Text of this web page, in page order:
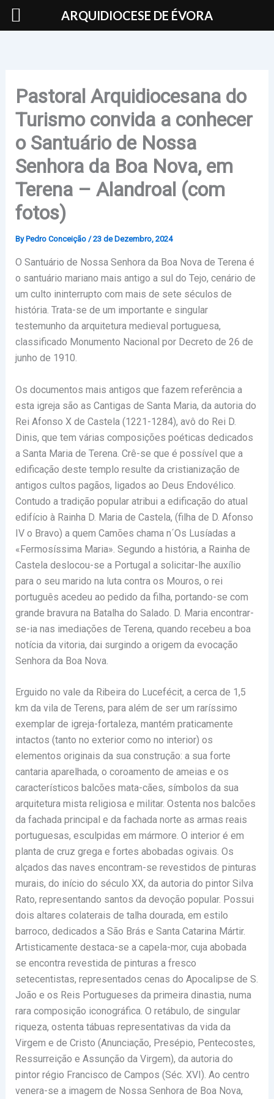
Skip
Pastoral Arquidiocesana do
Turismo convida a conhecer
o Santuário de Nossa
Senhora da Boa Nova, em
Terena – Alandroal (com
fotos)
By Pedro Conceição /23 de Dezembro, 2024
O Santuário de Nossa Senhora da Boa Nova de Terena é
o santuário mariano mais antigo a sul do Tejo, cenário de
um culto ininterrupto com mais de sete séculos de
história. Trata-se de um importante e singular
testemunho da arquitetura medieval portuguesa,
classificado Monumento Nacional por Decreto de 26 de
junho de 1910.
Os documentos mais antigos que fazem referência a
esta igreja são as Cantigas de Santa Maria, da autoria do
Rei Afonso X de Castela (1221-1284), avô do Rei D.
Dinis, que tem várias composições poéticas dedicados
a Santa Maria de Terena. Crê-se que é possível que a
edificação deste templo resulte da cristianização de
antigos cultos pagãos, ligados ao Deus Endovélico.
Contudo a tradição popular atribui a edificação do atual
edifício à Rainha D. Maria de Castela, (filha de D. Afonso
IV o Bravo) a quem Camões chama n´Os Lusíadas a
«Fermosíssima Maria». Segundo a história, a Rainha de
Castela deslocou-se a Portugal a solicitar-lhe auxílio
para o seu marido na luta contra os Mouros, o rei
português acedeu ao pedido da filha, portando-se com
grande bravura na Batalha do Salado. D. Maria encontrar-
se-ia nas imediações de Terena, quando recebeu a boa
notícia da vitoria, dai surgindo a origem da evocação
Senhora da Boa Nova.
Erguido no vale da Ribeira do Lucefécit, a cerca de 1,5
km da vila de Terens, para além de ser um raríssimo
exemplar de igreja-fortaleza, mantém praticamente
intactos (tanto no exterior como no interior) os
elementos originais da sua construção: a sua forte
cantaria aparelhada, o coroamento de ameias e os
característicos balcões mata-cães, símbolos da sua
arquitetura mista religiosa e militar. Ostenta nos balcões
da fachada principal e da fachada norte as armas reais
portuguesas, esculpidas em mármore. O interior é em
planta de cruz grega e fortes abobadas ogivais. Os
alçados das naves encontram-se revestidos de pinturas
murais, do início do século XX, da autoria do pintor Silva
Rato, representando santos da devoção popular. Possui
dois altares colaterais de talha dourada, em estilo
barroco, dedicados a São Brás e Santa Catarina Mártir.
Artisticamente destaca-se a capela-mor, cuja abobada
se encontra revestida de pinturas a fresco
setecentistas, representados cenas do Apocalipse de S.
João e os Reis Portugueses da primeira dinastia, numa
rara composição iconográfica. O retábulo, de singular
riqueza, ostenta tábuas representativas da vida da
Virgem e de Cristo (Anunciação, Presépio, Pentecostes,
Ressurreição e Assunção da Virgem), da autoria do
pintor régio Francisco de Campos (Séc. XVI). Ao centro
venera-se a imagem de Nossa Senhora de Boa Nova,
ARQUIDIOCESE DE ÉVORA